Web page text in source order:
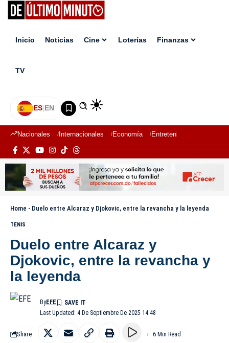
Inicio Noticias Cine Loterías Finanzas
TV
ES|EN
Nacionales Internacionales Economía Entretenimiento
Home - Duelo entre Alcaraz y Djokovic, entre la revancha y la leyenda
TENIS
Duelo entre Alcaraz y
Djokovic, entre la revancha y
la leyenda
Last Updated: 4 De Septiembre De 2025 14:48
ByEFE
Share 6 Min Read